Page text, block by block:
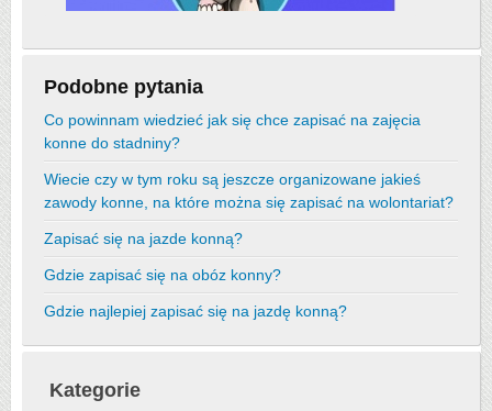
Podobne pytania
Co powinnam wiedzieć jak się chce zapisać na zajęcia
konne do stadniny?
Wiecie czy w tym roku są jeszcze organizowane jakieś
zawody konne, na które można się zapisać na wolontariat?
Zapisać się na jazde konną?
Gdzie zapisać się na obóz konny?
Gdzie najlepiej zapisać się na jazdę konną?
Kategorie